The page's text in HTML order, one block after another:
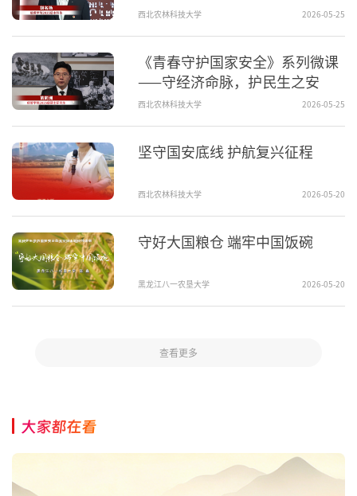
西北农林科技大学 2026-05-25
《青春守护国家安全》系列微课
——守经济命脉，护民生之安
西北农林科技大学 2026-05-25
坚守国安底线 护航复兴征程
西北农林科技大学 2026-05-20
守好大国粮仓 端牢中国饭碗
黑龙江八一农垦大学 2026-05-20
查看更多
大家都在看